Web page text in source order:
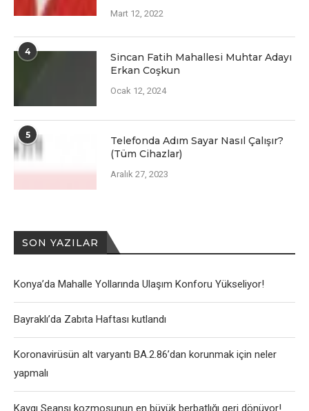
Mart 12, 2022
4
Sincan Fatih Mahallesi Muhtar Adayı
Erkan Coşkun
Ocak 12, 2024
5
Telefonda Adım Sayar Nasıl Çalışır?
(Tüm Cihazlar)
Aralık 27, 2023
SON YAZILAR
Konya’da Mahalle Yollarında Ulaşım Konforu Yükseliyor!
Bayraklı’da Zabıta Haftası kutlandı
Koronavirüsün alt varyantı BA.2.86’dan korunmak için neler
yapmalı
Kaygı Seansı kozmosunun en büyük berbatlığı geri dönüyor!